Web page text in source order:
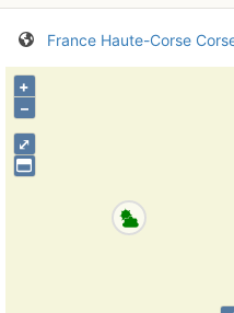
France Haute-Corse
⤢
+
–